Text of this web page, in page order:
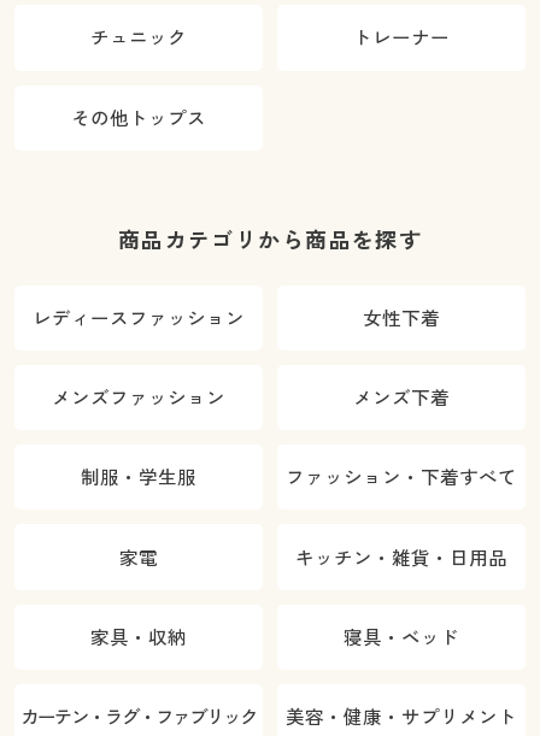
チュニック トレーナー
その他トップス
商品カテゴリから商品を探す
レディースファッション 女性下着
メンズファッション メンズ下着
制服・学生服 ファッション・下着すべて
家電 キッチン・雑貨・日用品
家具・収納 寝具・ベッド
カーテン・ラグ・ファブリック 美容・健康・サプリメント